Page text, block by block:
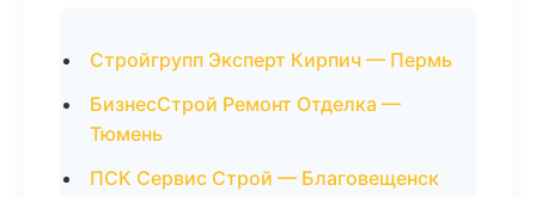
Стройгрупп Эксперт Кирпич — Пермь
БизнесСтрой Ремонт Отделка —
Тюмень
ПСК Сервис Строй — Благовещенск